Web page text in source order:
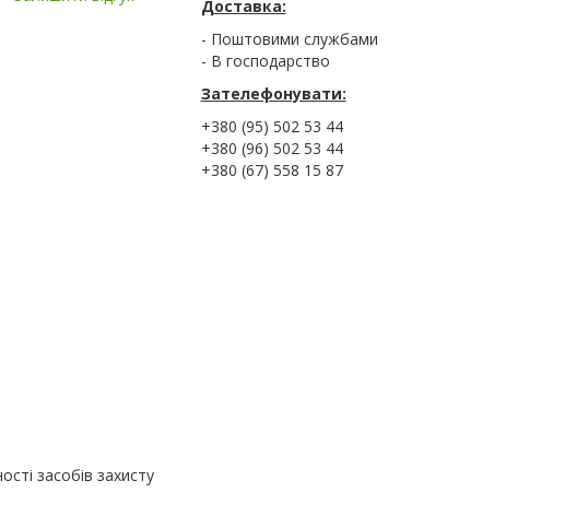
Доставка:
- Поштовими службами
- В господарство
Зателефонувати:
+380 (95) 502 53 44
+380 (96) 502 53 44
+380 (67) 558 15 87
засобів захисту